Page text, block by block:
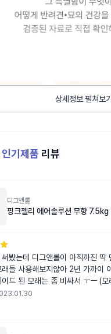
상세정보 펼쳐보기
인기제품 리뷰
디그앤롤
핑크젤리 에어솔루션 무향 7.5kg
봤는데 디그앤롤이 아직까진 딱
들 사용해보지않아 2년 가까이
드 된 모래는 좀 비싸서 ㅜㅡ (모